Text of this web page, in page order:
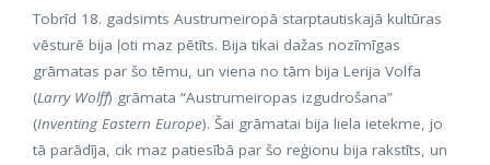
Tobrīd 18. gadsimts Austrumeiropā starptautiskajā kultūras
vēsturē bija ļoti maz pētīts. Bija tikai dažas nozīmīgas
grāmatas par šo tēmu, un viena no tām bija Lerija Volfa
(Larry Wolff) grāmata “Austrumeiropas izgudrošana”
(Inventing Eastern Europe). Šai grāmatai bija liela ietekme, jo
tā parādīja, cik maz patiesībā par šo reģionu bija rakstīts, un